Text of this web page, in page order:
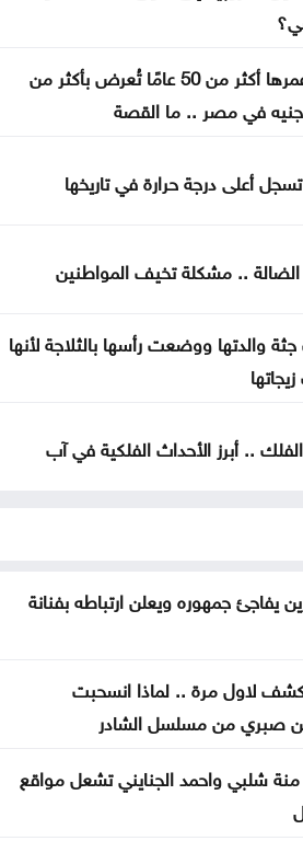
سيارة عمرها أكثر من 50 عامًا تُعرض بأكثر من
في مصر .. ما القصة
أعلى درجة حرارة في تاريخها
الضالة .. مشكلة تخيف المواطنين
والدتها ووضعت رأسها بالثلاجة لأنها
.. أبرز الأحداث الفلكية في آب
يفاجئ جمهوره ويعلن ارتباطه بفنانة
لاول مرة .. لماذا انسحبت
صبري من مسلسل الشادر
شلبي واحمد الجنايني تشعل مواقع